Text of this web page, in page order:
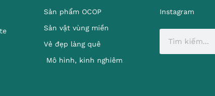
Sản phẩm OCOP
Sản vật vùng miền
Vẻ đẹp làng quê
Mô hình, kinh nghiêm
Instagram